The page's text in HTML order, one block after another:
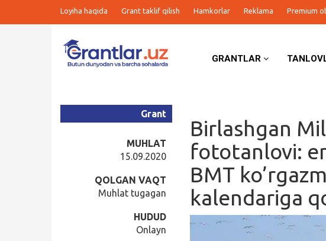
Loyiha haqida Grant taklif qilish Hamkorlar Reklama Premium
GRANTLAR
Birlashgan
fototanlovi:
BMT
kalendariga
Grant
MUHLAT
15.09.2020
QOLGAN VAQT
Muhlat tugagan
HUDUD
Onlayn